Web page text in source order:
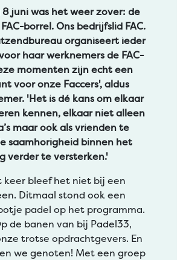
juni was het weer zover: de
borrel. Ons bedrijfslid FAC.
organiseert ieder
haar werknemers de FAC-
momenten zijn echt een
voor onze Faccers', aldus
'Het is dé kans om elkaar
kennen, elkaar niet alleen
maar ook als vrienden te
saamhorigheid binnen het
verder te versterken.'
keer bleef het niet bij een
Ditmaal stond ook een
padel op het programma.
de banen van bij Padel33,
trotse opdrachtgevers. En
we genoten! Met een groep